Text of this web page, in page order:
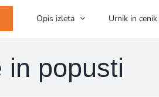
Opis izleta Urnik in cenik
in popusti